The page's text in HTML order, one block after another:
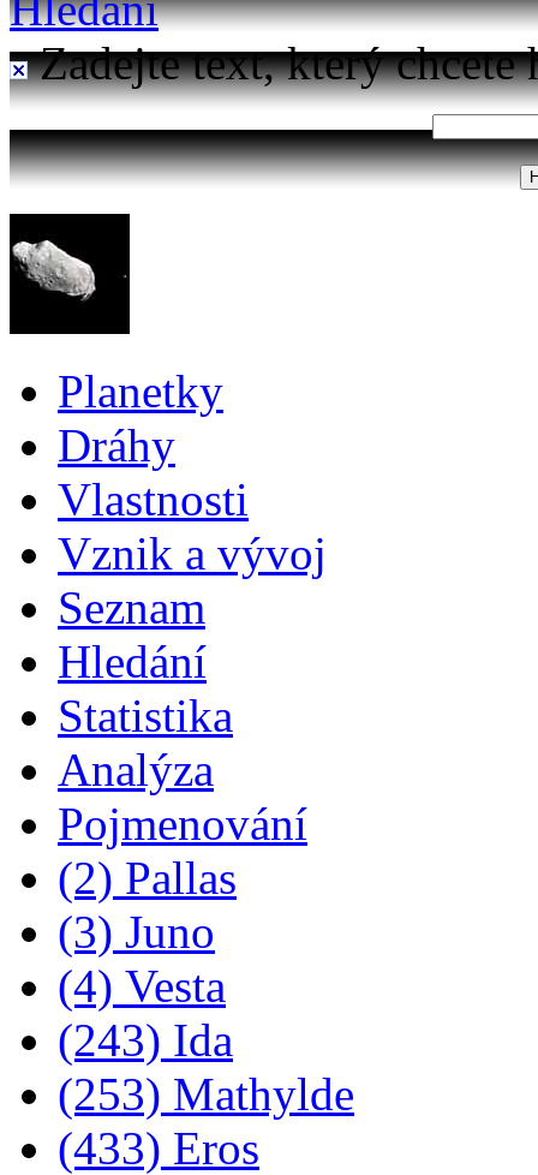
Zadejte text, který chcete
Planetky
Dráhy
Vlastnosti
Vznik a vývoj
Seznam
Hledání
Statistika
Analýza
Pojmenování
(2) Pallas
(3) Juno
(4) Vesta
(243) Ida
(253) Mathylde
(433) Eros